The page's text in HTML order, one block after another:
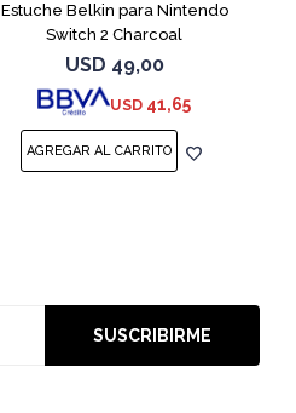
Estuche Belkin para Nintendo
Switch 2 Charcoal
USD 49,00
USD 41,65
SUSCRIBIRME